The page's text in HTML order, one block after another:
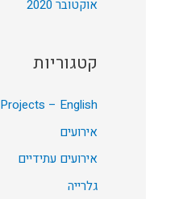
אוקטובר 2020
קטגוריות
Projects – English
אירועים
אירועים עתידיים
גלרייה